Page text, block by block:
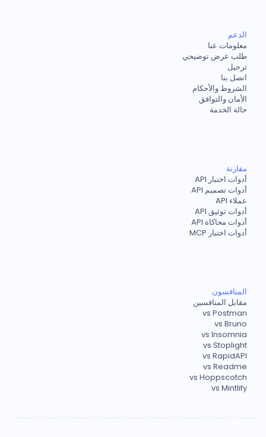
الدعم
معلومات عنا
طلب عرض توضيحي
ترحيل
اتصل بنا
الشروط والأحكام
الأمان والتوافق
حالة الخدمة
مقارنة
أدوات اختبار API
أدوات تصميم API
عملاء API
أدوات توثيق API
أدوات محاكاة API
أدوات اختبار MCP
المنافسون
مقابل المنافسين
vs Postman
vs Bruno
vs Insomnia
vs Stoplight
vs RapidAPI
vs Readme
vs Hoppscotch
vs Mintlify